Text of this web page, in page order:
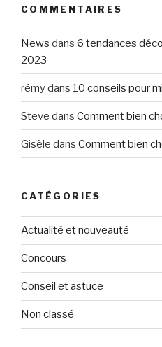
COMMENTAIRES
News dans 6 tendances
2023
rémydans 10 conseils pour
Steve dans Comment bien
Gisèle dans Comment bien
CATÉGORIES
Actualité et nouveauté
Concours
Conseil et astuce
Non classé